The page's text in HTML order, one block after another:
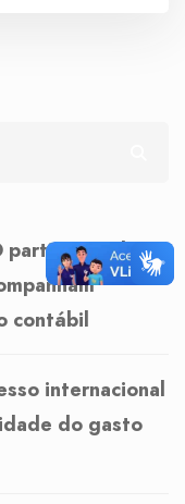
participam do
contábil
internacional
do gasto